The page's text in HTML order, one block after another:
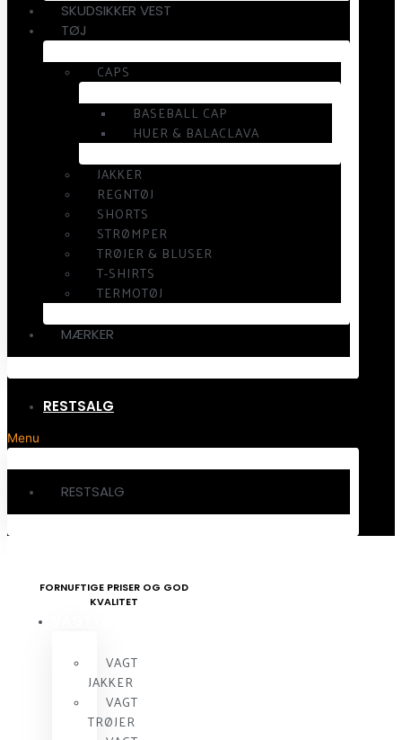
SKUDSIKKER VEST
TØJ
CAPS
BASEBALL CAP
HUER & BALACLAVA
JAKKER
REGNTØJ
SHORTS
STRØMPER
TRØJER & BLUSER
T-SHIRTS
TERMOTØJ
MÆRKER
RESTSALG
Menu
RESTSALG
FORNUFTIGE PRISER OG GOD
KVALITET
VAGT
JAKKER
VAGT
TRØJER